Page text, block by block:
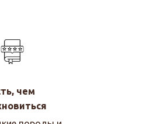
чем